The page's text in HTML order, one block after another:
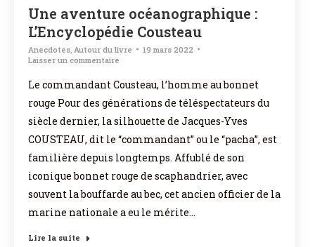
Une aventure océanographique :
L’Encyclopédie Cousteau
Anecdotes Autour du livre
19 mars 2022
Laisser un commentaire
Le commandant Cousteau, l’homme au bonnet
rouge Pour des générations de téléspectateurs du
siècle dernier, la silhouette de Jacques-Yves
COUSTEAU, dit le “commandant” ou le “pacha”, est
familière depuis longtemps. Affublé de son
iconique bonnet rouge de scaphandrier, avec
souvent la bouffarde au bec, cet ancien officier de la
marine nationale a eu le mérite…
Lire la suite